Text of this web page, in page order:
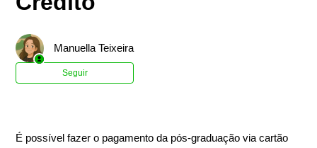
Manuella Teixeira
Seguir
É possível fazer o pagamento da pós-graduação via cartão